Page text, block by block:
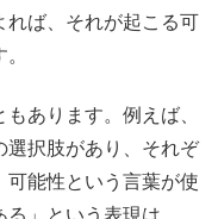
れば、それが起こる可
あります。例えば、
選択肢があり、それぞ
可能性という言葉が使